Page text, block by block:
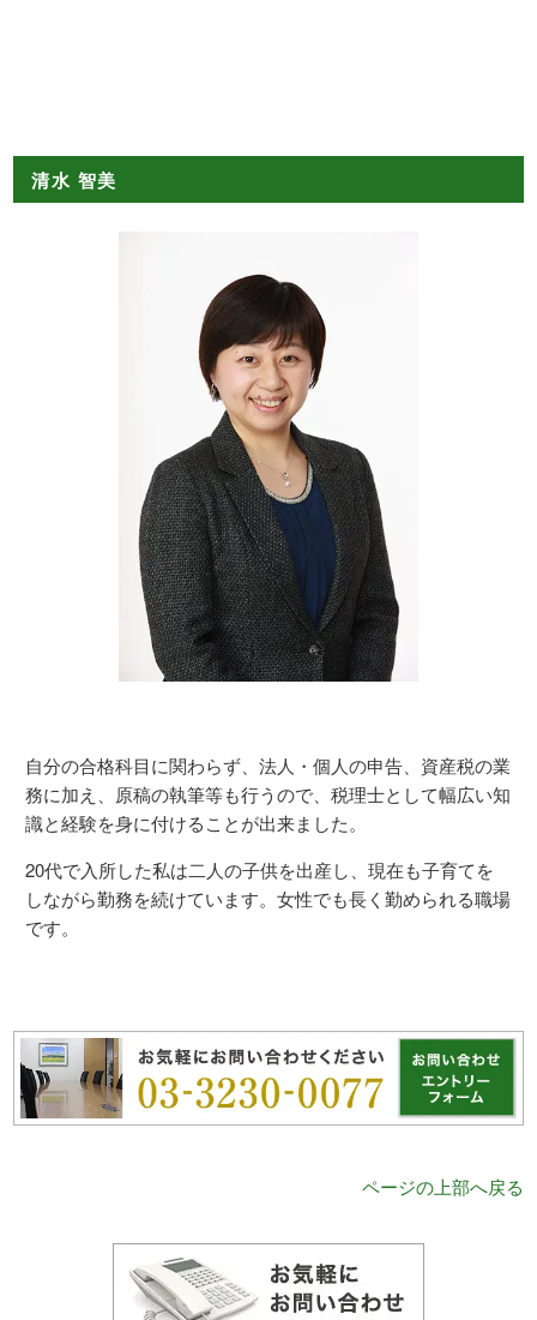
清水 智美
自分の合格科目に関わらず、法人・個人の申告、資産税の業
務に加え、原稿の執筆等も行うので、税理士として幅広い知
識と経験を身に付けることが出来ました。
20代で入所した私は二人の子供を出産し、現在も子育てを
しながら勤務を続けています。女性でも長く勤められる職場
です。
ページの上部へ戻る